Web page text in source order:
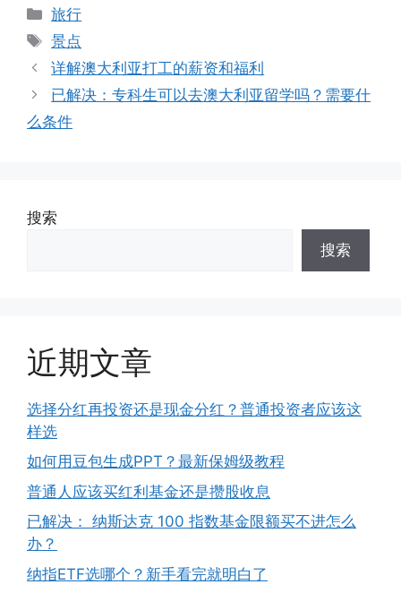
分
类
旅行
标
签
景点
详解澳大利亚打工的薪资和福利
已解决：专科生可以去澳大利亚留学吗？需要什
么条件
搜索
搜索
近期文章
选择分红再投资还是现金分红？普通投资者应该这
样选
如何用豆包生成PPT？最新保姆级教程
普通人应该买红利基金还是攒股收息
已解决： 纳斯达克 100 指数基金限额买不进怎么
办？
纳指ETF选哪个？新手看完就明白了